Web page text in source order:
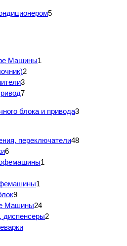
5
Машины1
2
3
7
блока и привода3
переключатели48
6
1
1
9
Машины24
диспенсеры2